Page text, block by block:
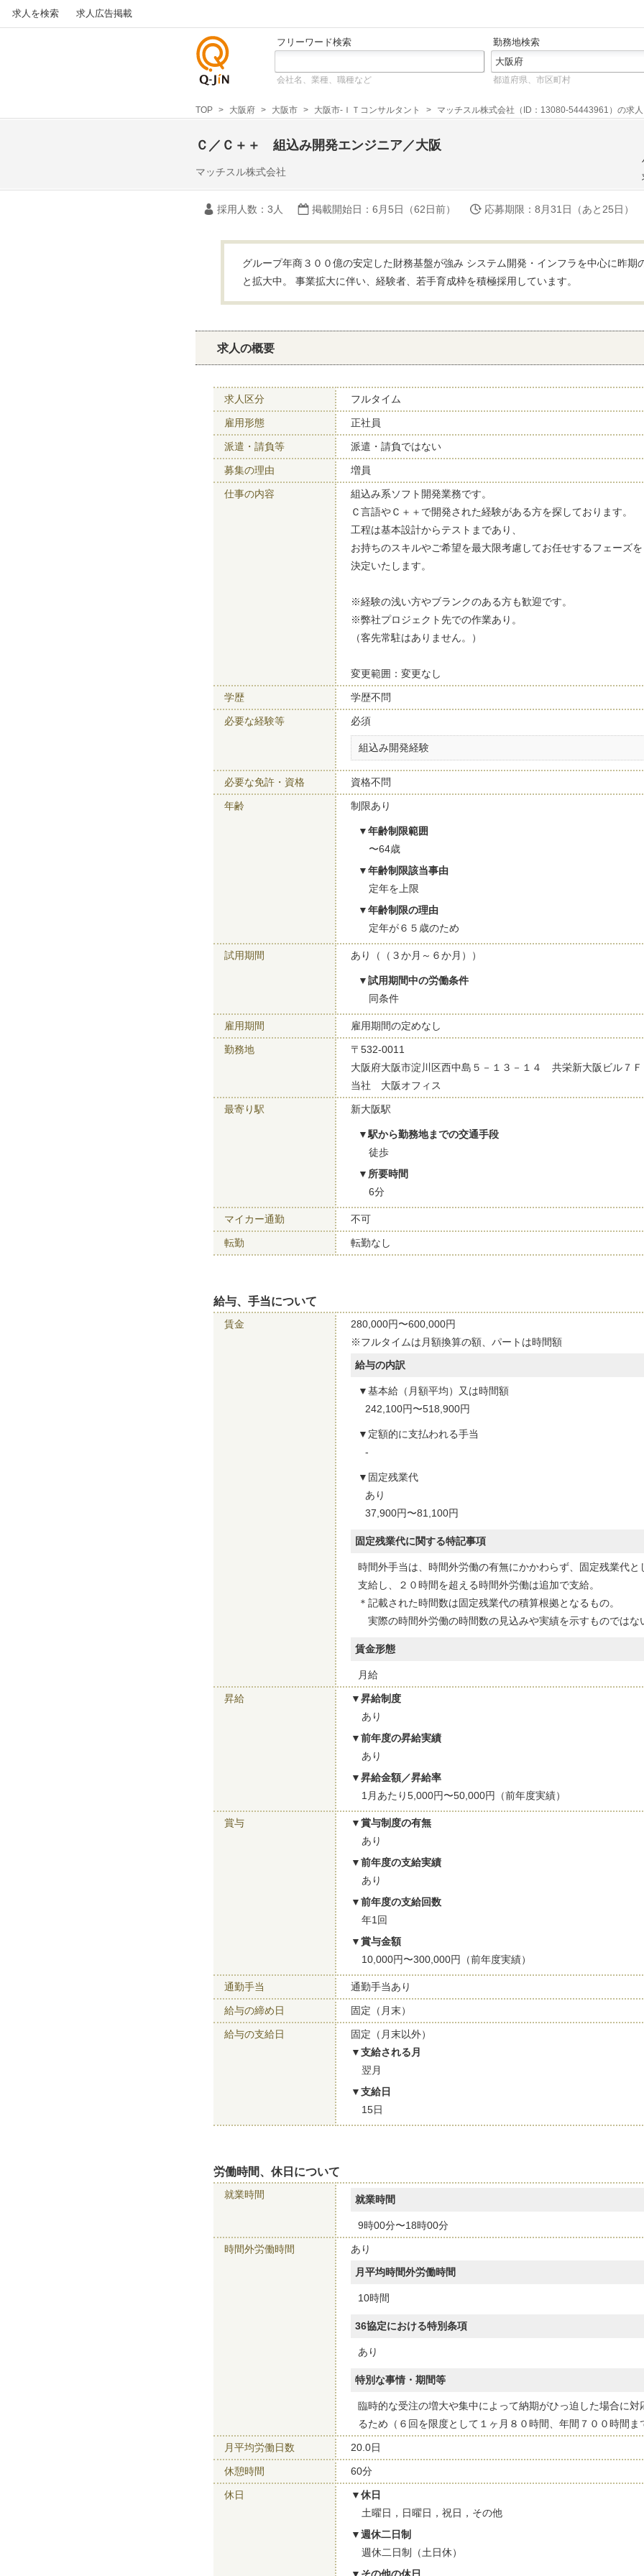
求人を検索 求人広告掲載
しの求
人サイ
フリーワード検索 勤務地検索
会社名、業種、職種など 都道府県、市区町村
TOP 大阪府 大阪市 大阪市-ＩＴコンサルタント マッチスル株式会社（ID：13080-54443961）の求人
Ｃ／Ｃ＋＋ 組込み開発エンジニア／大阪
マッチスル株式会社
採用人数 ：3人 掲載開始日 ：6月5日（62日前） 応募期限 ：8月31日（あと25日）
グループ年商３００億の安定した財務基盤が強み システム開発・インフラを中心に昨期
と拡大中。 事業拡大に伴い、経験者、若手育成枠を積極採用しています。
求人の概要
求人区分 フルタイム
雇用形態 正社員
派遣・請負等 派遣・請負ではない
募集の理由 増員
仕事の内容
組込み系ソフト開発業務です。
Ｃ言語やＣ＋＋で開発された経験がある方を探しております。
工程は基本設計からテストまであり、
お持ちのスキルやご希望を最大限考慮してお任せするフェーズを
決定いたします。
※経験の浅い方やブランクのある方も歓迎です。
※弊社プロジェクト先での作業あり。
（客先常駐はありません。）
変更範囲：変更なし
学歴 学歴不問
必要な経験等 必須
組込み開発経験
必要な免許・資格 資格不問
年齢 制限あり
年齢制限範囲
〜64歳
年齢制限該当事由
定年を上限
年齢制限の理由
定年が６５歳のため
試用期間 あり（（３か月～６か月））
試用期間中の労働条件
同条件
雇用期間 雇用期間の定めなし
勤務地
〒532-0011
大阪府大阪市淀川区西中島５－１３－１４ 共栄新大阪ビル７Ｆ
当社 大阪オフィス
最寄り駅 新大阪駅
駅から勤務地までの交通手段
徒歩
所要時間
6分
マイカー通勤 不可
転勤 転勤なし
給与、手当について
賃金
280,000円〜600,000円
※フルタイムは月額換算の額、パートは時間額
給与の内訳
基本給（月額平均）又は時間額
242,100円〜518,900円
定額的に支払われる手当
-
固定残業代
あり
37,900円〜81,100円
固定残業代に関する特記事項
時間外手当は、時間外労働の有無にかかわらず、固定残業代と
支給し、２０時間を超える時間外労働は追加で支給。
＊記載された時間数は固定残業代の積算根拠となるもの。
実際の時間外労働の時間数の見込みや実績を示すものではな
賃金形態
月給
昇給
昇給制度
あり
前年度の昇給実績
あり
昇給金額／昇給率
1月あたり5,000円〜50,000円（前年度実績）
賞与
賞与制度の有無
あり
前年度の支給実績
あり
前年度の支給回数
年1回
賞与金額
10,000円〜300,000円（前年度実績）
通勤手当 通勤手当あり
給与の締め日 固定（月末）
給与の支給日
固定（月末以外）
支給される月
翌月
支給日
15日
労働時間、休日について
就業時間 就業時間
9時00分〜18時00分
時間外労働時間
あり
月平均時間外労働時間
10時間
36協定における特別条項
あり
特別な事情・期間等
臨時的な受注の増大や集中によって納期がひっ迫した場合に対
るため（６回を限度として１ヶ月８０時間、年間７００時間ま
月平均労働日数 20.0日
休憩時間 60分
休日
休日
土曜日，日曜日，祝日，その他
週休二日制
週休二日制（土日休）